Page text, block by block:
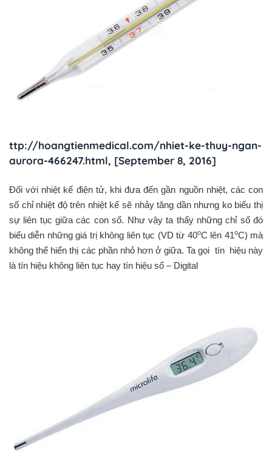
ttp://hoangtienmedical.com/nhiet-ke-thuy-ngan-
aurora-466247.html, [September 8, 2016]
Đối với nhiệt kế điện tử, khi đưa đến gần nguồn nhiệt, các con
số chỉ nhiệt độ trên nhiệt kế sẽ nhảy tăng dần nhưng ko biểu thị
sự liên tục giữa các con số. Như vậy ta thấy những chỉ số đó
biểu diễn những giá trị không liên tục (VD từ 40oC lên 41oC) mà
không thể hiển thị các phần nhỏ hơn ở giữa. Ta gọi tín hiệu này
là tín hiệu không liên tục hay tín hiệu số – Digital